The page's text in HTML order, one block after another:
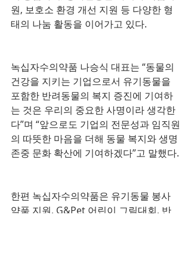
원, 보호소 환경 개선 지원 등 다양한 형
태의 나눔 활동을 이어가고 있다.
녹십자수의약품 나승식 대표는 “동물의
건강을 지키는 기업으로서 유기동물을
포함한 반려동물의 복지 증진에 기여하
는 것은 우리의 중요한 사명이라 생각한
다”며 “앞으로도 기업의 전문성과 임직원
의 따뜻한 마음을 더해 동물 복지와 생명
존중 문화 확산에 기여하겠다”고 말했다.
한편 녹십자수의약품은 유기동물 봉사
약품 지원, G&Pet 어린이 그림대회, 반